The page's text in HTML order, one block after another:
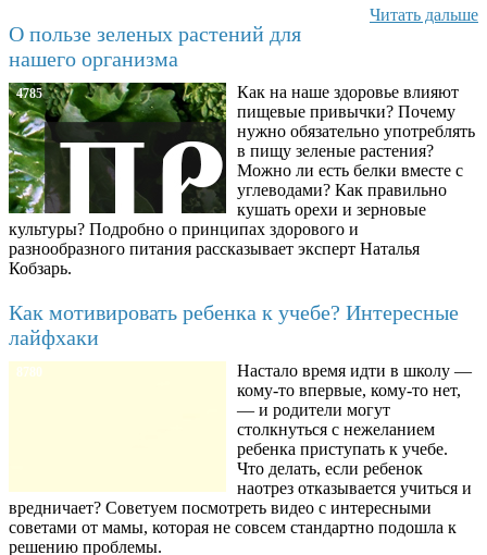
Читать дальше
О пользе зеленых растений для
нашего организма
4785
Как на наше здоровье влияют
пищевые привычки? Почему
нужно обязательно употреблять
в пищу зеленые растения?
Можно ли есть белки вместе с
углеводами? Как правильно
кушать орехи и зерновые
культуры? Подробно о принципах здорового и
разнообразного питания рассказывает эксперт Наталья
Кобзарь.
Как мотивировать ребенка к учебе? Интересные
лайфхаки
8780
Настало время идти в школу —
кому-то впервые, кому-то нет,
— и родители могут
столкнуться с нежеланием
ребенка приступать к учебе.
Что делать, если ребенок
наотрез отказывается учиться и
вредничает? Советуем посмотреть видео с интересными
советами от мамы, которая не совсем стандартно подошла к
решению проблемы.